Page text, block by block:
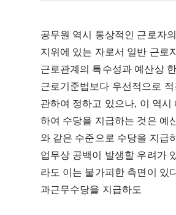
공무원 역시 통상적인 근로자
지위에 있는 자로서 일반 근로
근로관계의 특수성과 예산상
근로기준법보다 우선적으로
관하여 정하고 있으나, 이 역
하여 수당을 지급하는 것은 예
와 같은 수준으로 수당을 지급
업무상 공백이 발생할 우려가
라도 이는 불가피한 측면이 있
과근무수당을 지급하도